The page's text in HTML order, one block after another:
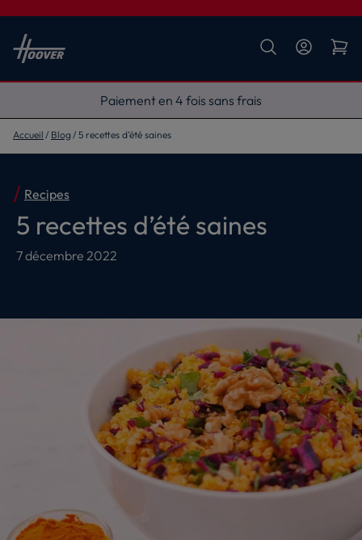
Livraison gratuite
Accueil Blog 5 recettes d’été saines
Recipes
5 recettes d’été saines
7 décembre 2022